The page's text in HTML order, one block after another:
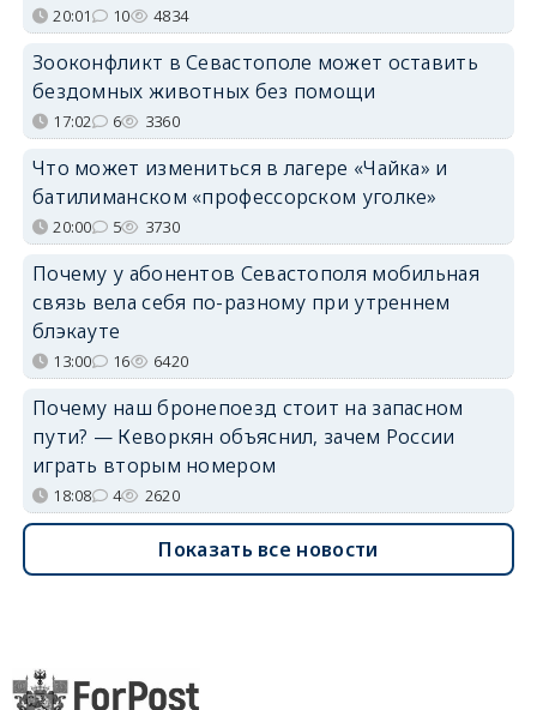
20:01 10 4834
Зооконфликт в Севастополе может оставить
бездомных животных без помощи
17:02 6 3360
Что может измениться в лагере «Чайка» и
батилиманском «профессорском уголке»
20:00 5 3730
Почему у абонентов Севастополя мобильная
связь вела себя по-разному при утреннем
блэкауте
13:00 16 6420
Почему наш бронепоезд стоит на запасном
пути? — Кеворкян объяснил, зачем России
играть вторым номером
18:08 4 2620
Показать все новости